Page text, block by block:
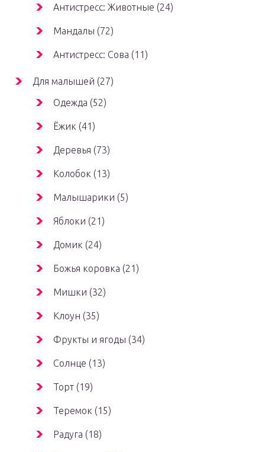
Антистресс: Животные (24)
Мандалы (72)
Антистресс: Сова (11)
Для малышей (27)
Одежда (52)
Ёжик (41)
Деревья (73)
Колобок (13)
Малышарики (5)
Яблоки (21)
Домик (24)
Божья коровка (21)
Мишки (32)
Клоун (35)
Фрукты и ягоды (34)
Солнце (13)
Торт (19)
Теремок (15)
Радуга (18)